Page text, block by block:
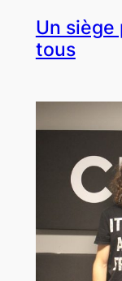
Un
tous